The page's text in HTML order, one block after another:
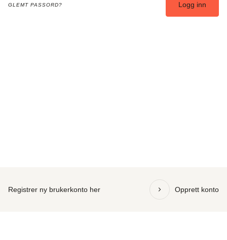
GLEMT PASSORD? Logg inn
Registrer ny brukerkonto her Opprett konto